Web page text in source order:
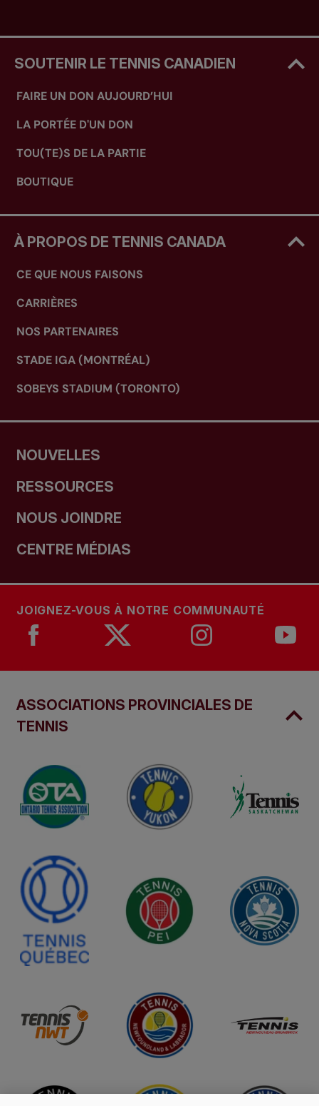
SOUTENIR LE TENNIS CANADIEN
FAIRE UN DON AUJOURD’HUI
LA PORTÉE D'UN DON
TOU(TE)S DE LA PARTIE
BOUTIQUE
À PROPOS DE TENNIS CANADA
CE QUE NOUS FAISONS
CARRIÈRES
NOS PARTENAIRES
STADE IGA (MONTRÉAL)
SOBEYS STADIUM (TORONTO)
NOUVELLES
RESSOURCES
NOUS JOINDRE
CENTRE MÉDIAS
JOIGNEZ-VOUS À NOTRE COMMUNAUTÉ
ASSOCIATIONS PROVINCIALES DE
TENNIS